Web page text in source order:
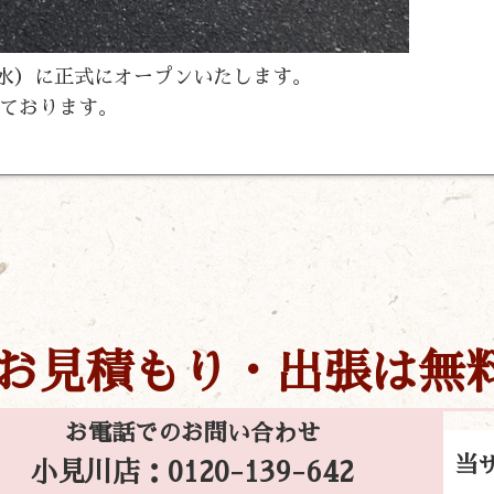
に正式にオープンいたします。
おります。
見積もり・出張は無
お電話でのお問い合わせ
小見川店：0120-139-642 当